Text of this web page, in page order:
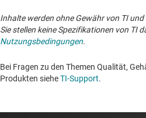
Inhalte werden ohne Gewähr von TI
Sie stellen keine Spezifikationen von TI
Nutzungsbedingungen.
Bei Fragen zu den Themen Qualität,
Produkten sieheTI-Support. ​​​​​​​​​​​​​​